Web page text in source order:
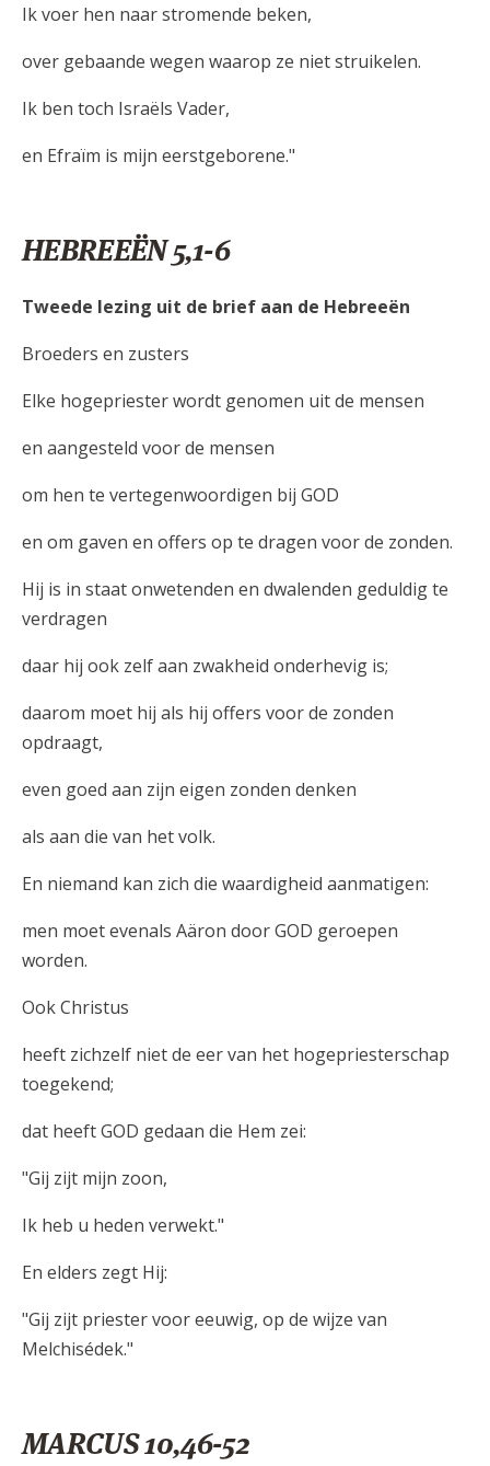
Ik voer hen naar stromende beken,
over gebaande wegen waarop ze niet struikelen.
Ik ben toch Israëls Vader,
en Efraïm is mijn eerstgeborene."
HEBREEËN 5,1-6
Tweede lezing uit de brief aan de Hebreeën
Broeders en zusters
Elke hogepriester wordt genomen uit de mensen
en aangesteld voor de mensen
om hen te vertegenwoordigen bij GOD
en om gaven en offers op te dragen voor de zonden.
Hij is in staat onwetenden en dwalenden geduldig te
verdragen
daar hij ook zelf aan zwakheid onderhevig is;
daarom moet hij als hij offers voor de zonden
opdraagt,
even goed aan zijn eigen zonden denken
als aan die van het volk.
En niemand kan zich die waardigheid aanmatigen:
men moet evenals Aäron door GOD geroepen
worden.
Ook Christus
heeft zichzelf niet de eer van het hogepriesterschap
toegekend;
dat heeft GOD gedaan die Hem zei:
"Gij zijt mijn zoon,
Ik heb u heden verwekt."
En elders zegt Hij:
"Gij zijt priester voor eeuwig, op de wijze van
Melchisédek."
MARCUS 10,46-52